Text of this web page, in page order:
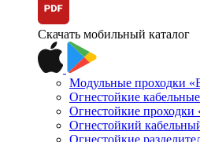
Скачать мобильный каталог
Модульные проходки
Огнестойкие
Огнестойкие проходки
Огнестойкий
Огнестойкие